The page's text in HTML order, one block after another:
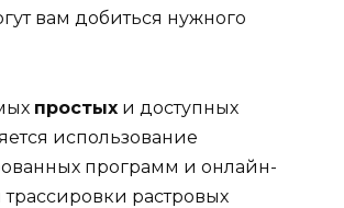
вам добиться нужного
простых и доступных
использование
программ и онлайн-
растровых